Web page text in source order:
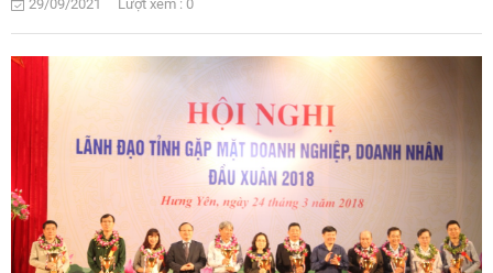
29/09/2021 Lượt xem : 0